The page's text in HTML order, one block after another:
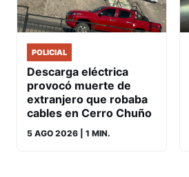
POLICIAL
Descarga eléctrica
provocó muerte de
extranjero que robaba
cables en Cerro Chuño
5 AGO 2026 | 1 MIN.